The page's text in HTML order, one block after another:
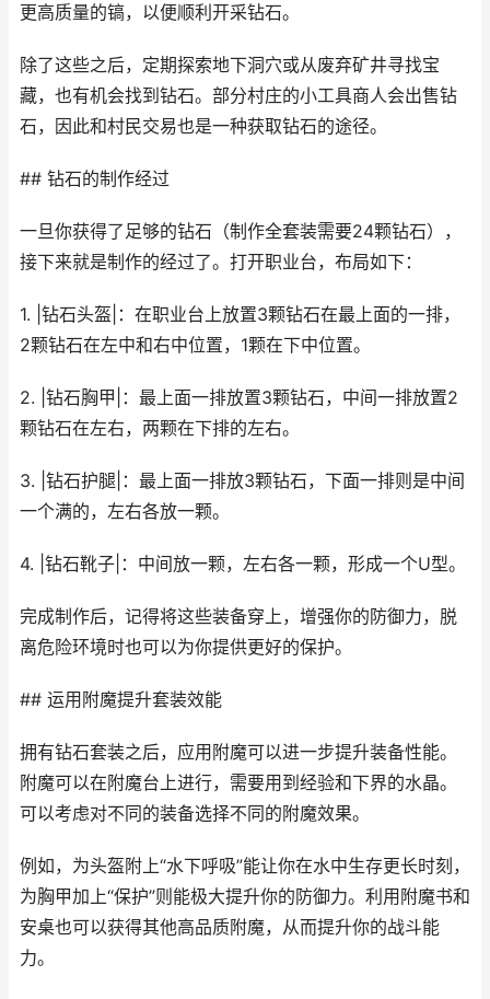
更高质量的镐，以便顺利开采钻石。
除了这些之后，定期探索地下洞穴或从废弃矿井寻找宝
藏，也有机会找到钻石。部分村庄的小工具商人会出售钻
石，因此和村民交易也是一种获取钻石的途径。
## 钻石的制作经过
一旦你获得了足够的钻石（制作全套装需要24颗钻石），
接下来就是制作的经过了。打开职业台，布局如下：
1. |钻石头盔|：在职业台上放置3颗钻石在最上面的一排，
2颗钻石在左中和右中位置，1颗在下中位置。
2. |钻石胸甲|：最上面一排放置3颗钻石，中间一排放置2
颗钻石在左右，两颗在下排的左右。
3. |钻石护腿|：最上面一排放3颗钻石，下面一排则是中间
一个满的，左右各放一颗。
4. |钻石靴子|：中间放一颗，左右各一颗，形成一个U型。
完成制作后，记得将这些装备穿上，增强你的防御力，脱
离危险环境时也可以为你提供更好的保护。
## 运用附魔提升套装效能
拥有钻石套装之后，应用附魔可以进一步提升装备性能。
附魔可以在附魔台上进行，需要用到经验和下界的水晶。
可以考虑对不同的装备选择不同的附魔效果。
例如，为头盔附上“水下呼吸”能让你在水中生存更长时刻，
为胸甲加上“保护”则能极大提升你的防御力。利用附魔书和
安桌也可以获得其他高品质附魔，从而提升你的战斗能
力。